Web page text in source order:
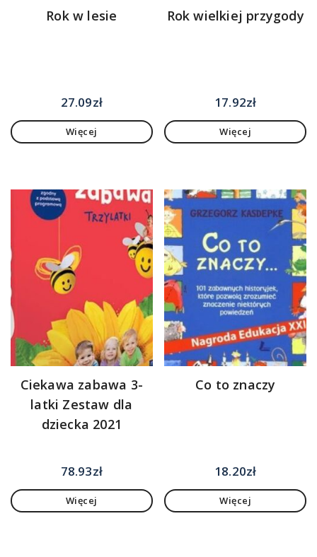
Rok w lesie
27.09zł
Więcej
Rok wielkiej przygody
17.92zł
Więcej
Ciekawa zabawa 3-
latki Zestaw dla
dziecka 2021
78.93zł
Więcej
Co to znaczy
18.20zł
Więcej